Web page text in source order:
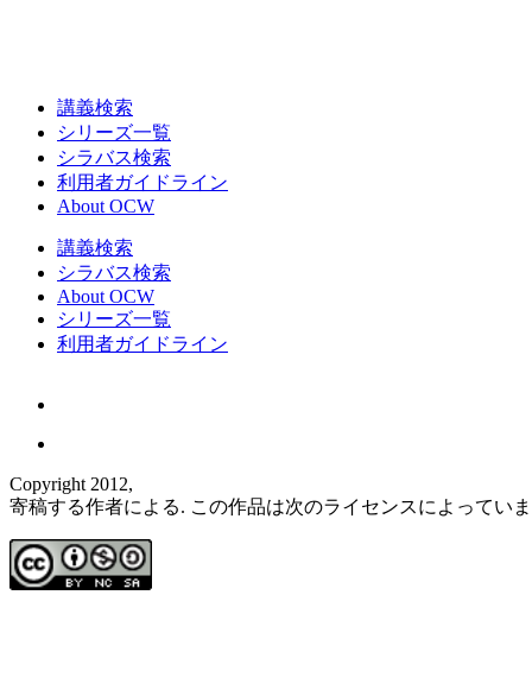
講義検索
シリーズ一覧
シラバス検索
利用者ガイドライン
About OCW
講義検索
シラバス検索
About OCW
シリーズ一覧
利用者ガイドライン
Copyright 2012,
寄稿する作者による. この作品は次のライセンスによってい